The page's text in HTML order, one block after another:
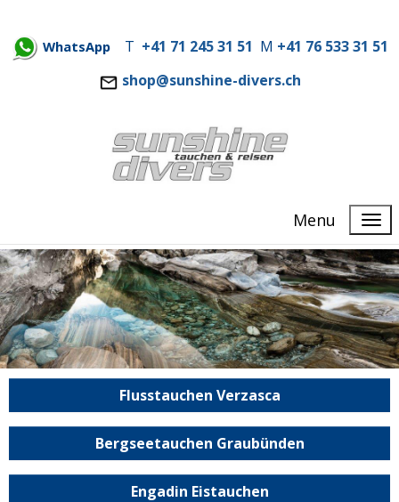
WhatsApp T +41 71 245 31 51 M +41 76 533 31 51
shop@sunshine-divers.ch
Menu
Flusstauchen Verzasca
Bergseetauchen Graubünden
Engadin Eistauchen